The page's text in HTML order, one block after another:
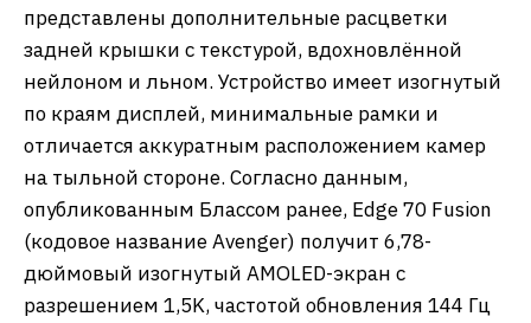
представлены дополнительные расцветки
задней крышки с текстурой, вдохновлённой
нейлоном и льном. Устройство имеет изогнутый
по краям дисплей, минимальные рамки и
отличается аккуратным расположением камер
на тыльной стороне. Согласно данным,
опубликованным Блассом ранее, Edge 70 Fusion
(кодовое название Avenger) получит 6,78-
дюймовый изогнутый AMOLED-экран с
разрешением 1,5K, частотой обновления 144 Гц